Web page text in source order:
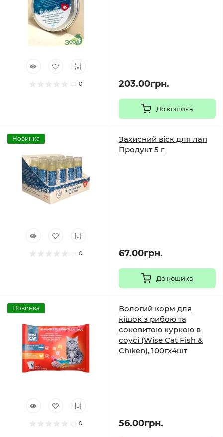
0 203.00грн.
До кошика
Новинка
0
Захисний віск для лап
Продукт 5 г
67.00грн.
До кошика
Новинка
0
Вологий корм для
кішок з рибою та
соковитою куркою в
соусі (Wise Cat Fish &
Chiken), 100гх4шт
56.00грн.